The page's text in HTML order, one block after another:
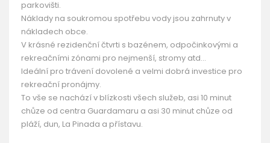
parkovišti.
Náklady na soukromou spotřebu vody jsou zahrnuty v
nákladech obce.
V krásné rezidenční čtvrti s bazénem, odpočinkovými a
rekreačními zónami pro nejmenší, stromy atd…
Ideální pro trávení dovolené a velmi dobrá investice pro
rekreační pronájmy.
To vše se nachází v blízkosti všech služeb, asi 10 minut
chůze od centra Guardamaru a asi 30 minut chůze od
pláží, dun, La Pinada a přístavu.